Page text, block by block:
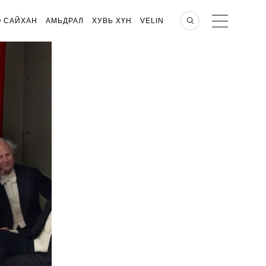
САЙХАН АМЬДРАЛ ХУВЬ ХҮН VELIN